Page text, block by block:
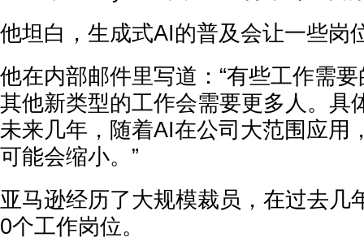
他坦白，生成式AI的普及会让一些岗
他在内部邮件里写道：“有些工作需
其他新类型的工作会需要更多人。具
未来几年，随着AI在公司大范围应用
可能会缩小。”
亚马逊经历了大规模裁员，在过去几
0个工作岗位。